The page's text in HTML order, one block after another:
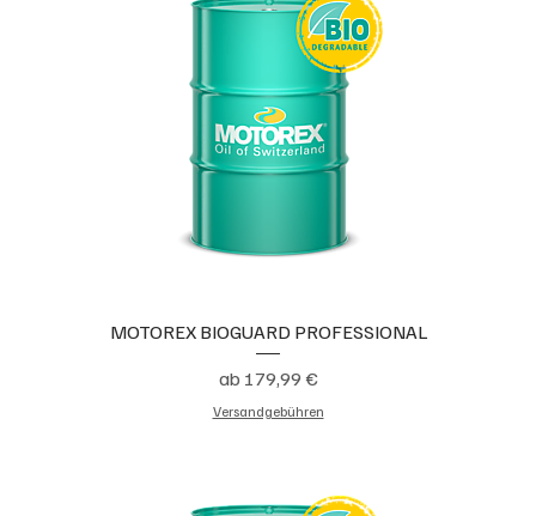
MOTOREX BIOGUARD PROFESSIONAL
ab 179,99 €
Sale-Preis
Versandgebühren